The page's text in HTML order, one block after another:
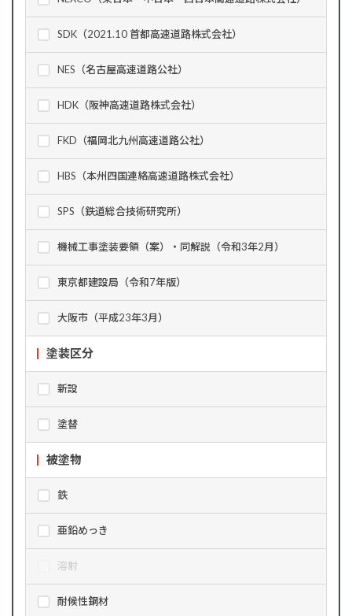
SDK（2021.10 首都高速道路株式会社）
NES（名古屋高速道路公社）
HDK（阪神高速道路株式会社）
FKD（福岡北九州高速道路公社）
HBS（本州四国連絡高速道路株式会社）
SPS（鉄道総合技術研究所）
機械工事塗装要領（案）・同解説（令和3年2月）
東京都建設局（令和7年版）
大阪市（平成23年3月）
塗装区分
新設
塗替
被塗物
鉄
亜鉛めっき
溶射
耐候性鋼材